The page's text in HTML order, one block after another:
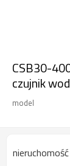
CSB30-
czujnik
model
nieruchomość